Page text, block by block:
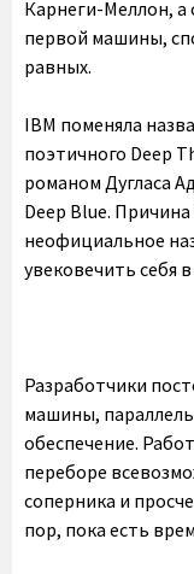
Карнеги-Меллон, а
первой машины,
равных.
IBM поменяла
поэтичного Deep
романом Дугласа
Deep Blue.
неофициальное
увековечить себя
Разработчики
машины,
обеспечение.
переборе
соперника и
пор, пока есть